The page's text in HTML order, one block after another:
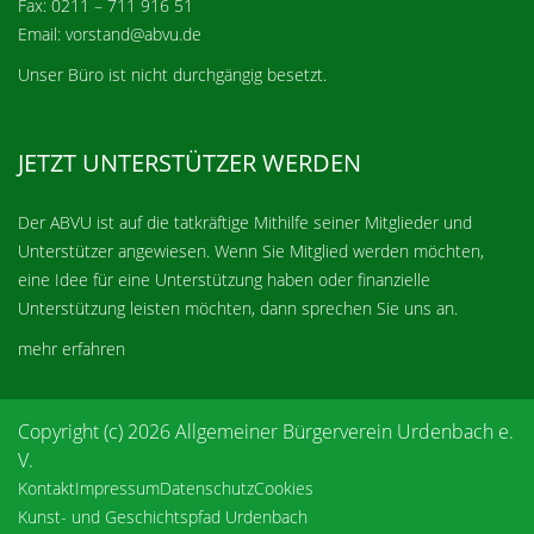
Fax: 0211 – 711 916 51
Email: vorstand@abvu.de
Unser Büro ist nicht durchgängig besetzt.
JETZT UNTERSTÜTZER WERDEN
Der ABVU ist auf die tatkräftige Mithilfe seiner Mitglieder und
Unterstützer angewiesen. Wenn Sie Mitglied werden möchten,
eine Idee für eine Unterstützung haben oder finanzielle
Unterstützung leisten möchten, dann sprechen Sie uns an.
mehr erfahren
Copyright (c) 2026 Allgemeiner Bürgerverein Urdenbach e.
V.
KontaktImpressumDatenschutzCookies
Kunst- und Geschichtspfad Urdenbach